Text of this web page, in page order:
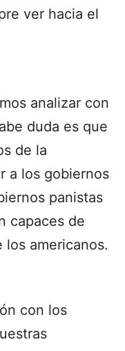
ver hacia el
analizar con
duda es que
de la
a los gobiernos
panistas
capaces de
los americanos.
con los